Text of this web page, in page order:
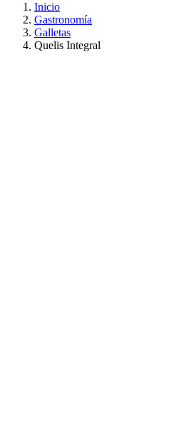
Inicio
Gastronomía
Galletas
Quelis Integral